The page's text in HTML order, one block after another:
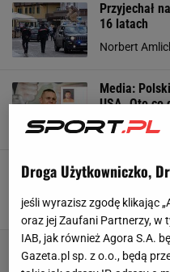
Przyjechał
16 latach
Norbert
Media:
USA. Oto co
Hubert
Zarobił 16
kradzieży
Krzysztof
Droga Użytkowniczko,
jeśli wyrazisz zgodę klikając
oraz jej Zaufani Partnerzy, w
IAB, jak również Agora S.A.
Gazeta.pl sp. z o.o., będą